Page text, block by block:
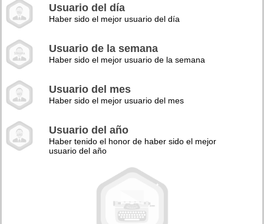
Usuario del día
Haber sido el mejor usuario del día
Usuario de la semana
Haber sido el mejor usuario de la semana
Usuario del mes
Haber sido el mejor usuario del mes
Usuario del año
Haber tenido el honor de haber sido el mejor
usuario del año